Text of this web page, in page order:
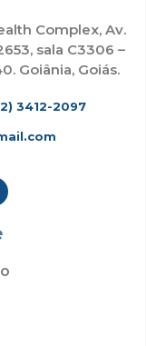
Complex, Av.
sala C3306 –
Goiânia, Goiás.
3412-2097